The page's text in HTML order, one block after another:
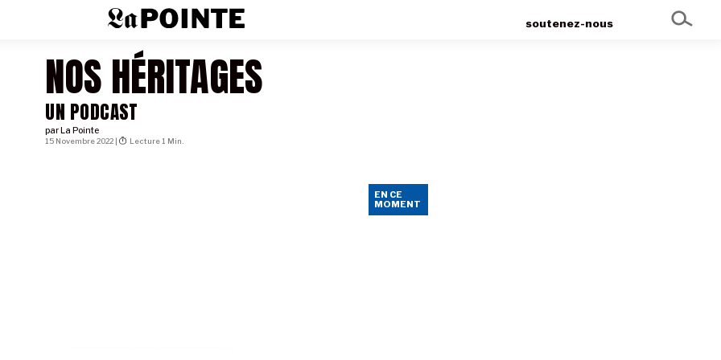
soutenez-nous
NOS HÉRITAGES
UN PODCAST
EN CE
MOMENT
par La Pointe
15 Novembre 2022 | Lecture 1 Min.